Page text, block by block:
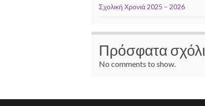
Σχολική Χρονιά 2025 – 2026
Πρόσφατα
No comments to show.